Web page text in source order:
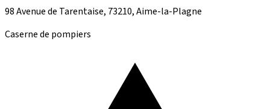
98 Avenue de Tarentaise, 73210, Aime-la-Plagne
Caserne de pompiers